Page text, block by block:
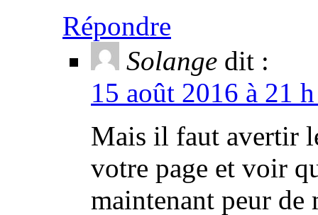
Répondre
Solange dit :
15 août 2016 à 21
Mais il faut avertir
votre page et voir
maintenant peur de